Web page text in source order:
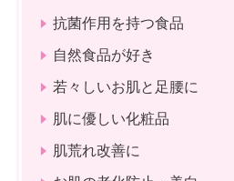
抗菌作用を持つ食品
自然食品が好き
若々しいお肌と足腰に
肌に優しい化粧品
肌荒れ改善に